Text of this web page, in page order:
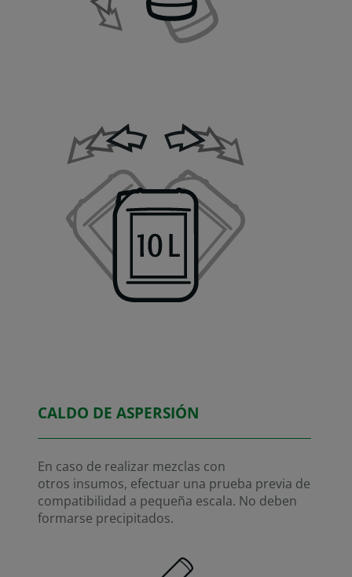
CALDO DE ASPERSIÓN
En caso de realizar mezclas con
otros insumos, efectuar una prueba previa de
compatibilidad a pequeña escala. No deben
formarse precipitados.